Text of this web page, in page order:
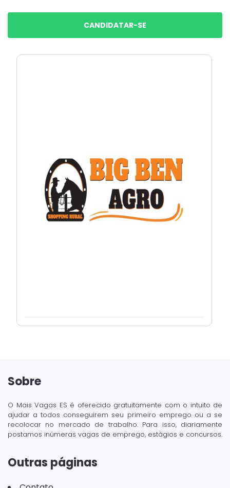
CANDIDATAR-SE
Sobre
O Mais Vagas ES é oferecido gratuitamente com o intuito de
ajudar a todos conseguirem seu primeiro emprego ou a se
recolocar no mercado de trabalho. Para isso, diariamente
postamos inúmeras vagas de emprego, estágios e concursos.
Outras páginas